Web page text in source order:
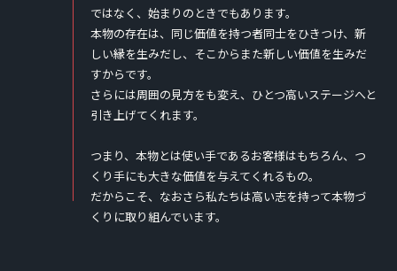
ではなく、始まりのときでもあります。
本物の存在は、同じ価値を持つ者同士をひきつけ、新
しい縁を生みだし、そこからまた新しい価値を生みだ
すからです。
さらには周囲の見方をも変え、ひとつ高いステージへと
引き上げてくれます。
つまり、本物とは使い手であるお客様はもちろん、つ
くり手にも大きな価値を与えてくれるもの。
だからこそ、なおさら私たちは高い志を持って本物づ
くりに取り組んでいます。